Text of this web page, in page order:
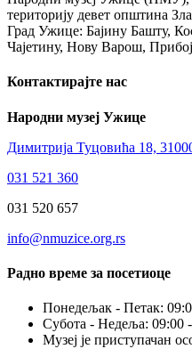
територију девет општина
Град Ужице: Бајину Башту,
Чајетину, Нову Варош,
Контактирајте нас
Народни музеј Ужице
Димитрија Туцовића 18,
031 521 360
031 520 657
info@nmuzice.org.rs
Радно време за посетиоце
Понедељак - Петак:
Субота - Недеља: 09:00
Музеј је приступачан